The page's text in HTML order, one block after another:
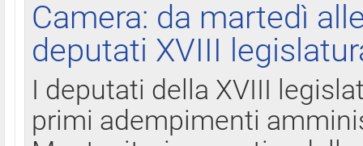
Camera: da martedì
deputati XVIII
I deputati della XVIII
primi adempimenti